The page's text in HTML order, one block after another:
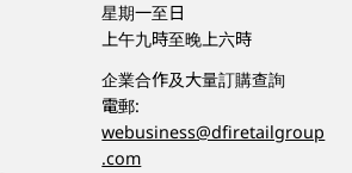
星期一至日
上午九時至晚上六時
企業合作及大量訂購查詢
電郵:
webusiness@dfiretailgroup
.com